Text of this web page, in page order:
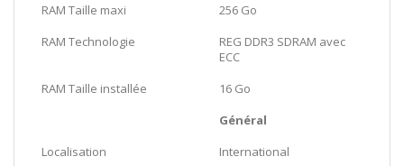
RAM Taille maxi
256 Go
RAM Technologie
REG DDR3 SDRAM avec
ECC
RAM Taille installée
16 Go
Général
Localisation
International